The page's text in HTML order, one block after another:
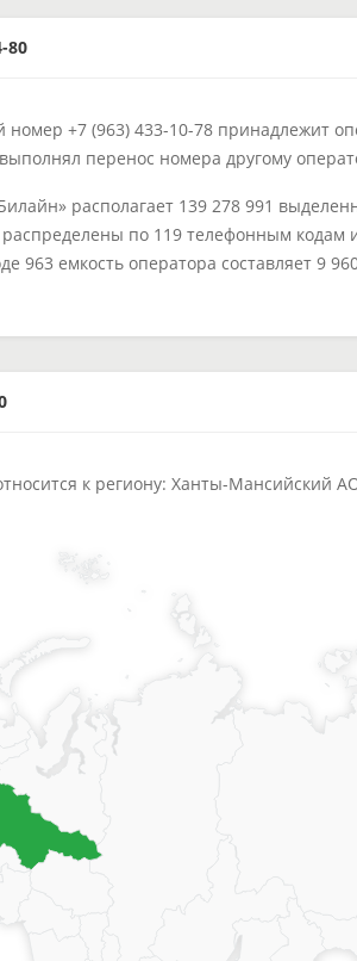
80
+7 (963) 433-10-78 принадлежит
перенос номера другому
располагает 139 278 991
по 119 телефонным кодам
963 емкость оператора составляет 9
к региону: Ханты-Мансийский